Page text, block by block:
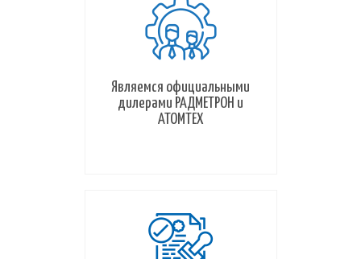
Являемся официальными
дилерами РАДМЕТРОН и
АТОМТЕХ